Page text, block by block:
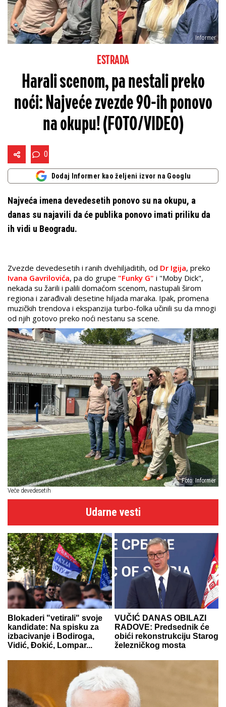
Informer
ESTRADA
Harali scenom, pa nestali preko
noći: Najveće zvezde 90-ih ponovo
na okupu! (FOTO/VIDEO)
0
Dodaj Informer kao željeni izvor na Googlu
Najveća imena devedesetih ponovo su na okupu, a
danas su najavili da će publika ponovo imati priliku da
ih vidi u Beogradu.
Zvezde devedesetih i ranih dvehiljaditih, od Dr Igija, preko
Ivana Gavrilovića, pa do grupe "Funky G" i "Moby Dick",
nekada su žarili i palili domaćom scenom, nastupali širom
regiona i zarađivali desetine hiljada maraka. Ipak, promena
muzičkih trendova i ekspanzija turbo-folka učinili su da mnogi
od njih gotovo preko noći nestanu sa scene.
Foto: Informer
Veče devedesetih
Udarne vesti
Blokaderi "vetirali" svoje
kandidate: Na spisku za
izbacivanje i Bodiroga,
Vidić, Đokić, Lompar...
VUČIĆ DANAS OBILAZI
RADOVE: Predsednik će
obići rekonstrukciju Starog
železničkog mosta